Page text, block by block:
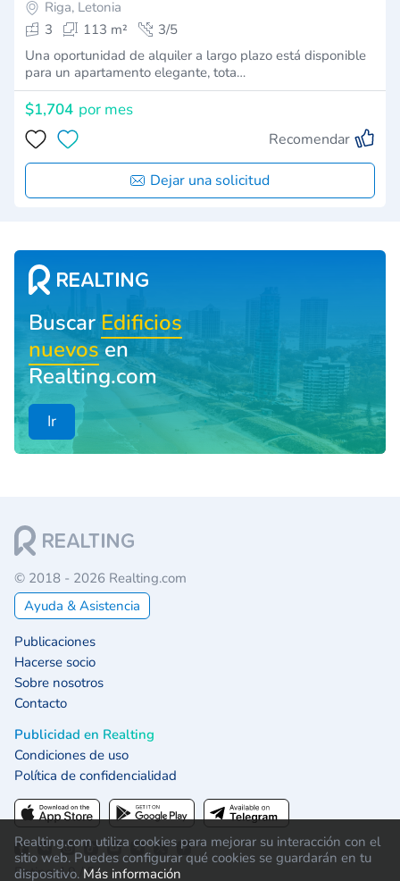
Realting.com utiliza cookies para mejorar su interacción con el
sitio web. Puedes configurar qué cookies se guardarán en tu
dispositivo. Más información
Riga, Letonia
3
113 m²
3/5
Una oportunidad de alquiler a largo plazo está disponible
para un apartamento elegante, tota…
$1,704 por mes
Recomendar
Dejar una solicitud
Buscar Edificios
nuevosen
Realting.com
Ir
© 2018 - 2026 Realting.com
Ayuda & Asistencia
Publicaciones
Hacerse socio
Sobre nosotros
Contacto
Publicidad en Realting
Condiciones de uso
Política de confidencialidad
Rating 4.9 / 5: